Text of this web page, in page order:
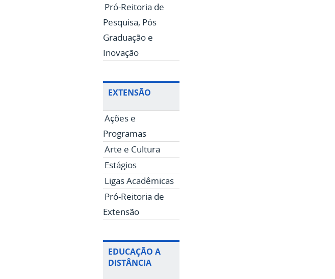
Pró-Reitoria de
Pesquisa, Pós
Graduação e
Inovação
EXTENSÃO
Ações e
Programas
Arte e Cultura
Estágios
Ligas Acadêmicas
Pró-Reitoria de
Extensão
EDUCAÇÃO A
DISTÂNCIA